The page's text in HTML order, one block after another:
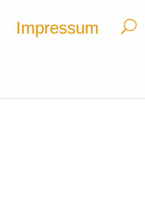
Impressum